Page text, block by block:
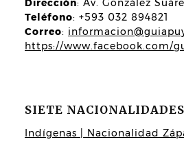
Dirección: Av. González
Teléfono: +593 032 894821
Correo:
https://www.facebook.com/
SIETE NACIONALIDADES
Indígenas | Nacionalidad